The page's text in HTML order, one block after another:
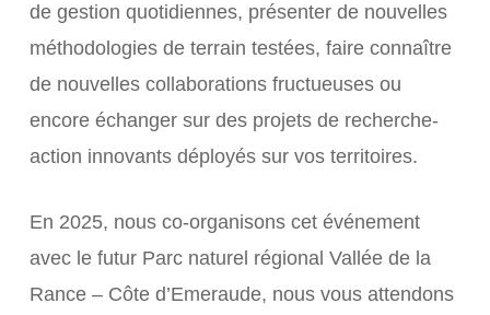
de gestion quotidiennes, présenter de nouvelles
méthodologies de terrain testées, faire connaître
de nouvelles collaborations fructueuses ou
encore échanger sur des projets de recherche-
action innovants déployés sur vos territoires.
En 2025, nous co-organisons cet événement
avec le futur Parc naturel régional Vallée de la
Rance – Côte d’Emeraude, nous vous attendons